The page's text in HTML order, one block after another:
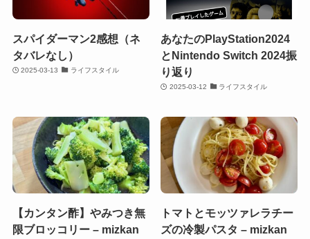
スパイダーマン2感想（ネ
タバレなし）
2025-03-13 ライフスタイル
あなたのPlayStation2024
とNintendo Switch 2024振
り返り
2025-03-12 ライフスタイル
【カンタン酢】やみつき無
限ブロッコリー – mizkan
トマトとモッツァレラチー
ズの冷製パスタ – mizkan